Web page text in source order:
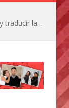
La IA está acercándonos a comprender y traducir las vocalizaciones y comportamientos de nuestras mascotas